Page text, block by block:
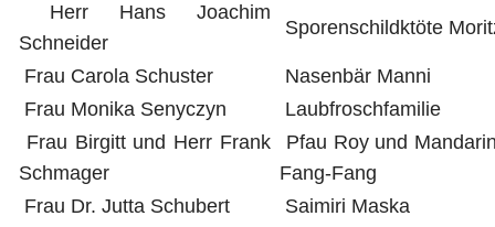
Herr Hans Joachim
Schneider
Sporenschildktöte
Frau Carola Schuster
Nasenbär Manni
Frau Monika Senyczyn
Laubfroschfamilie
Frau Birgitt und Herr Frank
Schmager
Pfau Roy und
Fang-Fang
Frau Dr. Jutta Schubert
Saimiri Maska